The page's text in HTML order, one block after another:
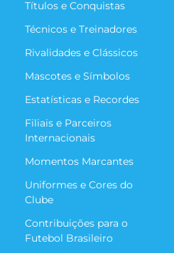
Títulos e Conquistas
Técnicos e Treinadores
Rivalidades e Clássicos
Mascotes e Símbolos
Estatísticas e Recordes
Filiais e Parceiros
Internacionais
Momentos Marcantes
Uniformes e Cores do
Clube
Contribuições para o
Futebol Brasileiro